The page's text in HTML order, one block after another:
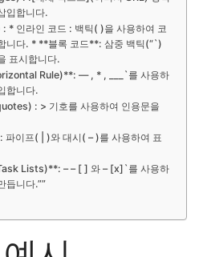
입합니다.
* 인라인 코드 : 백틱( )을 사용하여 코
니다. * **블록 코드**: 삼중 백틱(“`)
표시합니다.
Rule)**: — , * , ___`를 사용하
합니다.
: > 기호를 사용하여 인용문을
이프( | )와 대시( – )를 사용하여 표
Lists)**: – – [ ] 와 – [x]`를 사용하
듭니다.””